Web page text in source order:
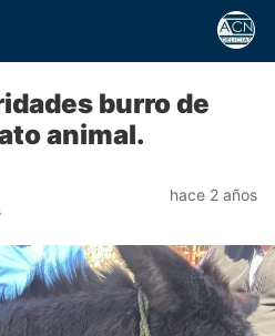
burro de
animal.
hace 2 años